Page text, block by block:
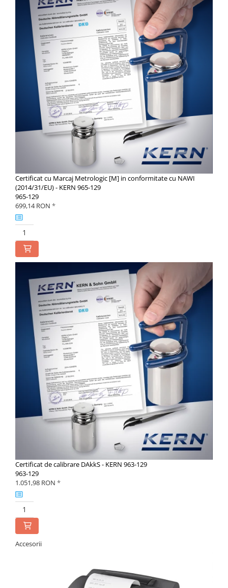
Certificat cu Marcaj Metrologic [M] in conformitate cu NAWI
(2014/31/EU) - KERN 965-129
965-129
699,14 RON *
Certificat de calibrare DAkkS - KERN 963-129
963-129
1.051,98 RON *
Accesorii